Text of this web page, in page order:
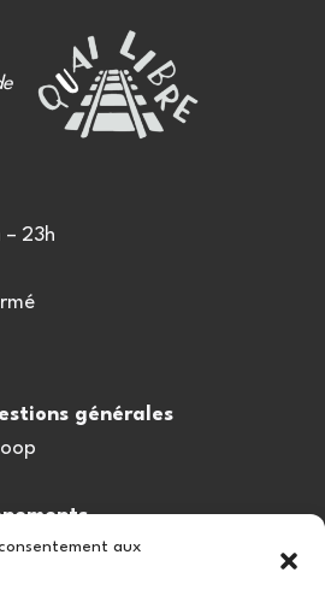
aux
– 23h
générales